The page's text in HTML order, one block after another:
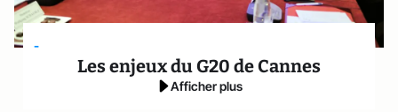
-
Les enjeux du G20 de Cannes
Afficher plus